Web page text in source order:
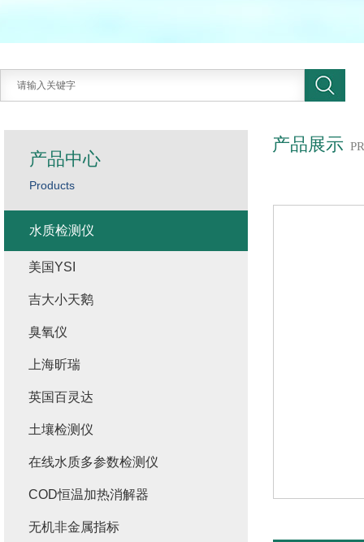
产品展示
产品中心
Products
水质检测仪
美国YSI
吉大小天鹅
臭氧仪
上海昕瑞
英国百灵达
土壤检测仪
在线水质多参数检测仪
COD恒温加热消解器
无机非金属指标